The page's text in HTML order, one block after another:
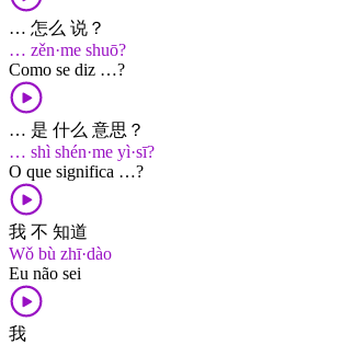
… 怎么 说？
… zěn·me shuō?
Como se diz …?
… 是 什么 意思？
… shì shén·me yì·sī?
O que significa …?
我 不 知道
Wǒ bù zhī·dào
Eu não sei
我